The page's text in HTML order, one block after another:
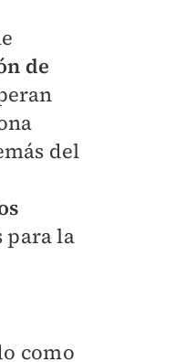
de
del
para la
como